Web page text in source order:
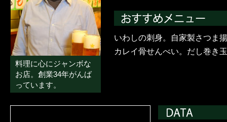
料理に心にジャンボな
お店。創業34年がんば
っています。
いわしの刺身。自家製さつま
カレイ骨せんべい。だし巻き